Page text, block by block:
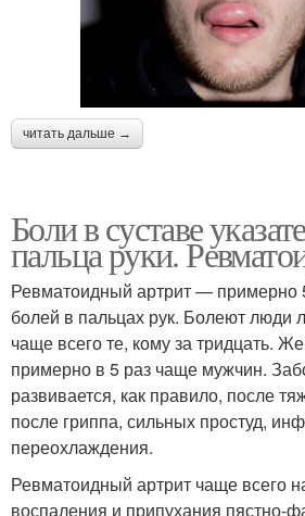
читать дальше →
Боли в суставе
пальца руки.
Ревматоидный артрит — примерно
болей в пальцах рук. Болеют люди
чаще всего те, кому за тридцать.
примерно в 5 раз чаще мужчин.
развивается, как правило, после
после гриппа, сильных простуд,
переохлаждения.
Ревматоидный артрит чаще всего
воспаления и припухания пястно-